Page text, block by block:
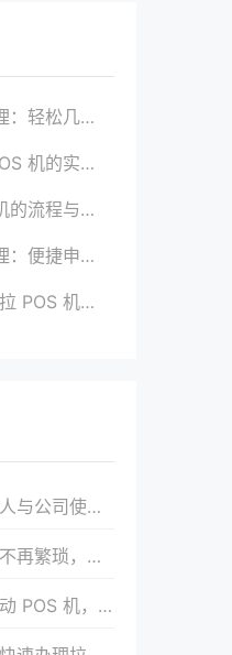
实现便捷收款啦
用方法全知道
巧总结大公开
快速到账超安心
验分享超有用
中的差异与共性
务解决您的需求
开启生意新征程